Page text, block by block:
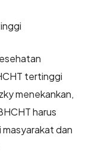
tertinggi
menekankan,
harus
dan